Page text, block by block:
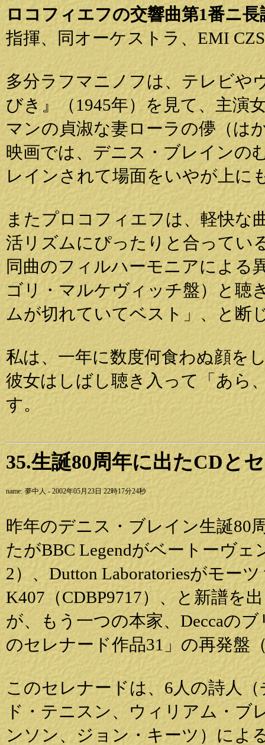
ロコフィエフの交響曲第1番ニ
指揮、同オーケストラ、EMI
多分ラフマニノフは、テレビや
びき』（1945年）を見て、主演
マンの貞淑な妻ローラの儚（は
映画では、デニス・ブレインの
レインされて場面をいやが上に
またプロコフィエフは、軽快な
活リズムにぴったりと合ってい
同曲のフィルハーモニアによる
ゴリ・マルケヴィッチ盤）と聴
ムが切れていてベスト」、と断
私は、一年に数度何食わぬ顔を
彼女はしばし聴き入って「あら
す。
35.生誕80周年に出たCDと
name: 夢中人 - 2002年05月23日 22時17分24秒
昨年のデニス・ブレイン生誕80
たがBBC Legendがベートーヴェ
2）、Dutton Laboratoriesがモー
K407（CDBP9717）、と新譜を
が、もう一つの本家、Deccaの
のセレナード作品31」の再発盤
このセレナードは、6人の詩人
ド・テニスン、ウィリアム・ブ
ンソン、ジョン・キーツ）によ